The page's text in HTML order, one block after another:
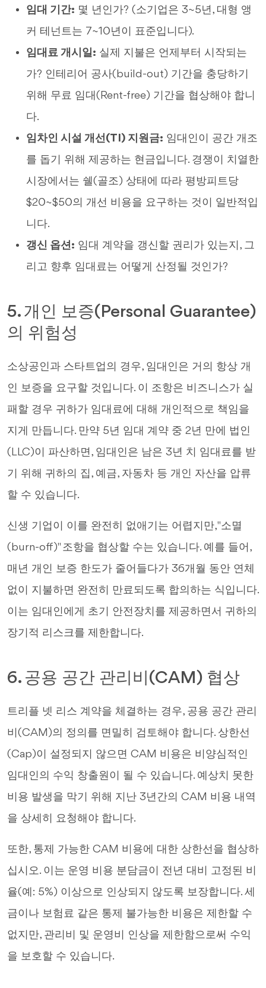
임대 기간: 몇 년인가? (소기업은 3~5년, 대형 앵
커 테넌트는 7~10년이 표준입니다).
임대료 개시일: 실제 지불은 언제부터 시작되는
가? 인테리어 공사(build-out) 기간을 충당하기
위해 무료 임대(Rent-free) 기간을 협상해야 합니
다.
임차인 시설 개선(TI) 지원금: 임대인이 공간 개조
를 돕기 위해 제공하는 현금입니다. 경쟁이 치열한
시장에서는 쉘(골조) 상태에 따라 평방피트당
$20~$50의 개선 비용을 요구하는 것이 일반적입
니다.
갱신 옵션: 임대 계약을 갱신할 권리가 있는지, 그
리고 향후 임대료는 어떻게 산정될 것인가?
5. 개인 보증(Personal Guarantee)
의 위험성
소상공인과 스타트업의 경우, 임대인은 거의 항상 개
인 보증을 요구할 것입니다. 이 조항은 비즈니스가 실
패할 경우 귀하가 임대료에 대해 개인적으로 책임을
지게 만듭니다. 만약 5년 임대 계약 중 2년 만에 법인
(LLC)이 파산하면, 임대인은 남은 3년 치 임대료를 받
기 위해 귀하의 집, 예금, 자동차 등 개인 자산을 압류
할 수 있습니다.
신생 기업이 이를 완전히 없애기는 어렵지만, "소멸
(burn-off)" 조항을 협상할 수는 있습니다. 예를 들어,
매년 개인 보증 한도가 줄어들다가 36개월 동안 연체
없이 지불하면 완전히 만료되도록 합의하는 식입니다.
이는 임대인에게 초기 안전장치를 제공하면서 귀하의
장기적 리스크를 제한합니다.
6. 공용 공간 관리비(CAM) 협상
트리플 넷 리스 계약을 체결하는 경우, 공용 공간 관리
비(CAM)의 정의를 면밀히 검토해야 합니다. 상한선
(Cap)이 설정되지 않으면 CAM 비용은 비양심적인
임대인의 수익 창출원이 될 수 있습니다. 예상치 못한
비용 발생을 막기 위해 지난 3년간의 CAM 비용 내역
을 상세히 요청해야 합니다.
또한, 통제 가능한 CAM 비용에 대한 상한선을 협상하
십시오. 이는 운영 비용 분담금이 전년 대비 고정된 비
율(예: 5%) 이상으로 인상되지 않도록 보장합니다. 세
금이나 보험료 같은 통제 불가능한 비용은 제한할 수
없지만, 관리비 및 운영비 인상을 제한함으로써 수익
을 보호할 수 있습니다.